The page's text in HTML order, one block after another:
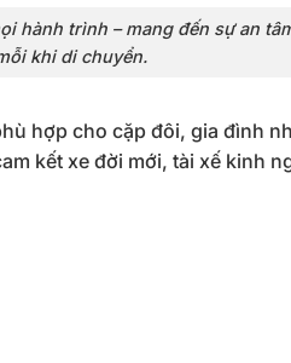
hành trình – mang đến sự an
khi di chuyển.
hợp cho cặp đôi, gia đình
kết xe đời mới, tài xế kinh